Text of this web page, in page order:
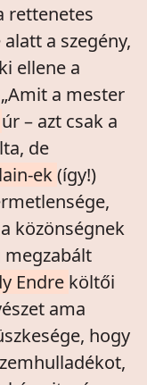
rettenetes
a szegény,
ellene a
a mester
úr – azt csak a
de
ek(így!)
közönségnek
megzabált
Endre költői
ama
hogy